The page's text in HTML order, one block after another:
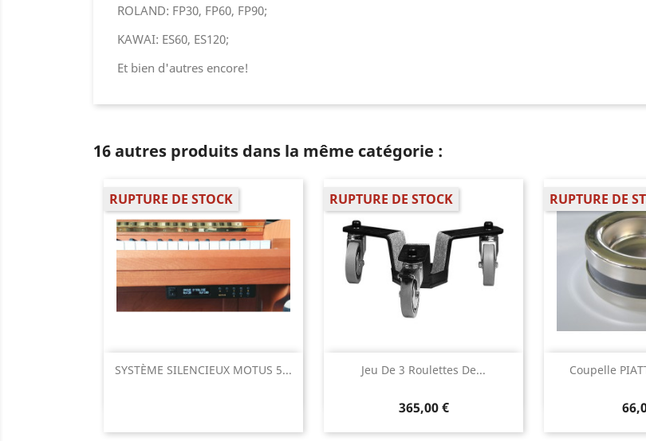
ROLAND: FP30, FP60, FP90;
KAWAI: ES60, ES120;
Et bien d'autres encore!
16 autres produits dans la même catégorie :
SYSTÈME SILENCIEUX MOTUS 5...
RUPTURE DE STOCK
Aperçu rapide Jeu De 3 Roulettes De...
365,00 €
RUPTURE DE STOCK
Aperçu rapide Coupelle
RUPTURE DE
